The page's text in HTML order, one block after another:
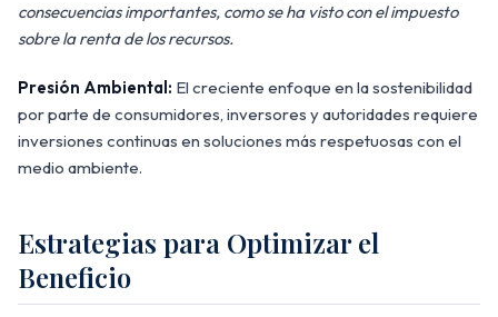
consecuencias importantes, como se ha visto con el impuesto
sobre la renta de los recursos.
Presión Ambiental: El creciente enfoque en la sostenibilidad
por parte de consumidores, inversores y autoridades requiere
inversiones continuas en soluciones más respetuosas con el
medio ambiente.
Estrategias para Optimizar el
Beneficio